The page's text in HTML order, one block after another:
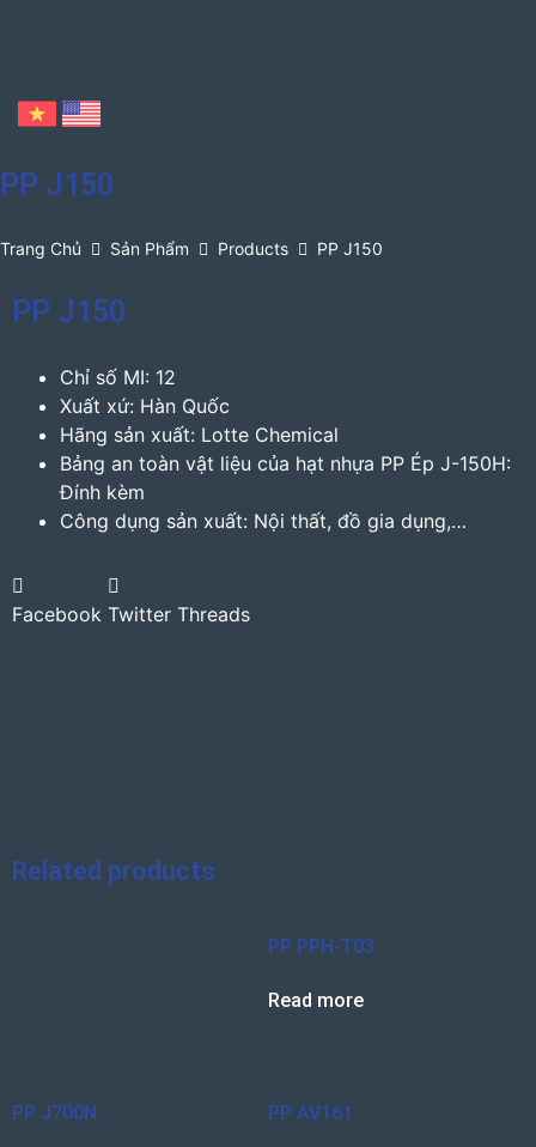
PP J150
Trang Chủ Sản Phẩm Products PP J150
PP J150
Chỉ số MI: 12
Xuất xứ: Hàn Quốc
Hãng sản xuất: Lotte Chemical
Bảng an toàn vật liệu của hạt nhựa PP Ép J-150H:
Đính kèm
Công dụng sản xuất: Nội thất, đồ gia dụng,…
Facebook Twitter Threads
Related products
PP PPH-T03
Read more
PP J700N PP AV161